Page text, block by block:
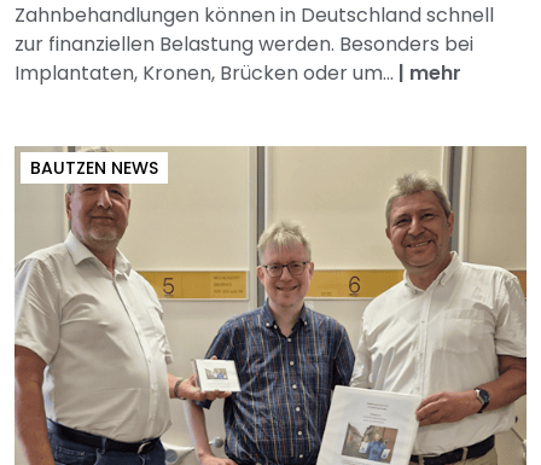
Zahnbehandlungen können in Deutschland schnell
zur finanziellen Belastung werden. Besonders bei
Implantaten, Kronen, Brücken oder um... | mehr
BAUTZEN NEWS